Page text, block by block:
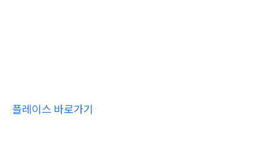
플레이스 바로가기